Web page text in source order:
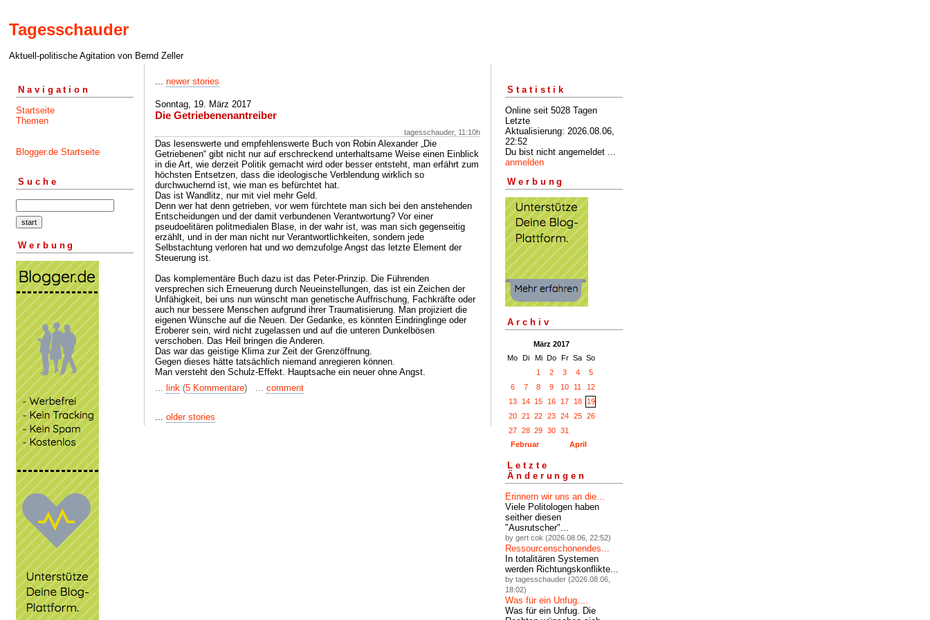
Tagesschauder
Aktuell-politische Agitation von Bernd Zeller
Navigation
Startseite
Themen
Blogger.de Startseite
Suche
Werbung
... newer stories
Sonntag, 19. März 2017
Die Getriebenenantreiber
tagesschauder, 11:10h
Das lesenswerte und empfehlenswerte Buch von Robin Alexander „Die
Getriebenen“ gibt nicht nur auf erschreckend unterhaltsame Weise einen Einblick
in die Art, wie derzeit Politik gemacht wird oder besser entsteht, man erfährt zum
höchsten Entsetzen, dass die ideologische Verblendung wirklich so
durchwuchernd ist, wie man es befürchtet hat.
Das ist Wandlitz, nur mit viel mehr Geld.
Denn wer hat denn getrieben, vor wem fürchtete man sich bei den anstehenden
Entscheidungen und der damit verbundenen Verantwortung? Vor einer
pseudoelitären politmedialen Blase, in der wahr ist, was man sich gegenseitig
erzählt, und in der man nicht nur Verantwortlichkeiten, sondern jede
Selbstachtung verloren hat und wo demzufolge Angst das letzte Element der
Steuerung ist.
Das komplementäre Buch dazu ist das Peter-Prinzip. Die Führenden
versprechen sich Erneuerung durch Neueinstellungen, das ist ein Zeichen der
Unfähigkeit, bei uns nun wünscht man genetische Auffrischung, Fachkräfte oder
auch nur bessere Menschen aufgrund ihrer Traumatisierung. Man projiziert die
eigenen Wünsche auf die Neuen. Der Gedanke, es könnten Eindringlinge oder
Eroberer sein, wird nicht zugelassen und auf die unteren Dunkelbösen
verschoben. Das Heil bringen die Anderen.
Das war das geistige Klima zur Zeit der Grenzöffnung.
Gegen dieses hätte tatsächlich niemand anregieren können.
Man versteht den Schulz-Effekt. Hauptsache ein neuer ohne Angst.
... link (5 Kommentare) ... comment
... older stories
Statistik
Online seit 5028 Tagen
Letzte
Aktualisierung: 2026.08.06,
22:52
Du bist nicht angemeldet ...
anmelden
Werbung
Archiv
März 2017
Mo Di Mi Do Fr Sa So
1
2 3 4
5
6
7 8 9 10 11
12
13
14 15 16 17 18
19
20
21 22 23 24 25
26
27
28 29 30 31
Februar
April
Letzte
Änderungen
Erinnern wir uns an die...
Viele Politologen haben
seither diesen
"Ausrutscher"...
by gert cok (2026.08.06, 22:52)
Ressourcenschonendes...
In totalitären Systemen
werden Richtungskonflikte...
by tagesschauder (2026.08.06,
18:02)
Was für ein Unfug....
Was für ein Unfug. Die